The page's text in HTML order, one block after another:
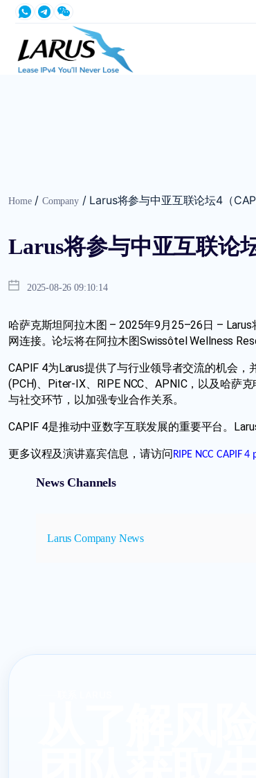
Home / Company / Larus将参与中亚互联论坛4（
Larus将参与中亚互联论
2025-08-26 09:10:14
哈萨克斯坦阿拉木图 – 2025年9月25–26日 –
网连接。论坛将在阿拉木图Swissôtel Wellness
CAPIF 4为Larus提供了与行业领导者交流的机会
(PCH)、Piter-IX、RIPE NCC、APNIC，以及哈萨
与社交环节，以加强专业合作关系。
CAPIF 4是推动中亚数字互联发展的重要平台。
更多议程及演讲嘉宾信息，请访问RIPE NCC CAPIF 4
News Channels
Larus Company News